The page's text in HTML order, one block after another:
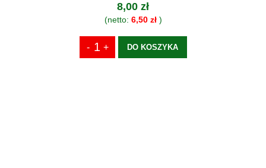
8,00 zł
(netto: 6,50 zł)
DO KOSZYKA